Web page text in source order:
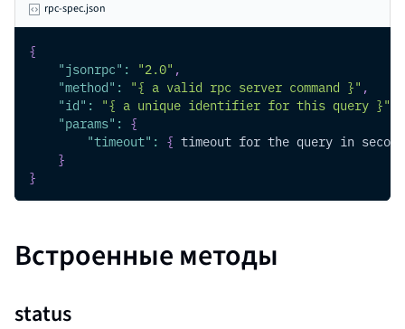
rpc-spec.json
{
"jsonrpc" : "2.0" ,
"method" : "{ a valid rpc server command }" ,
"id" : "{ a unique identifier for this query }"
"params" : {
"timeout" : { timeout for the query in
}
}
Встроенные методы
status